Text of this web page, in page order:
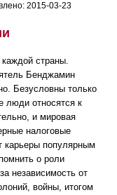
2015-03-23
страны.
Бенджамин
Безусловны только
люди относятся к
и мировая
налоговые
карьеры популярным
о роли
независимость от
войны, итогом